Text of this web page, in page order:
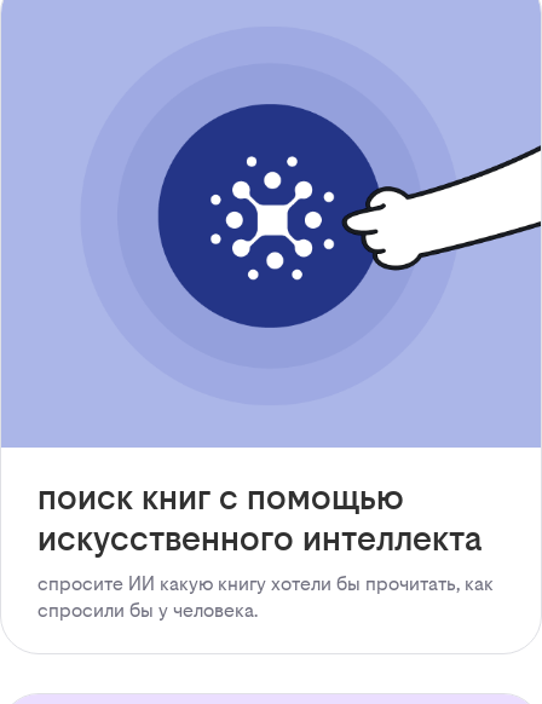
поиск книг с помощью
искусственного интеллекта
спросите ИИ какую книгу хотели бы прочитать, как
спросили бы у человека.